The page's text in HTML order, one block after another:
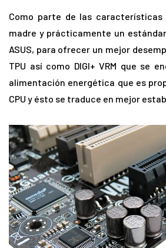
Como parte de las
madre y prácticamente un
ASUS, para ofrecer un mejor
TPU así como DIGI+ VRM que se
alimentación energética que es
CPU y ésto se traduce en mejor